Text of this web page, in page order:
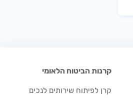
קרנות הביטוח הלאומי
קרן לפיתוח שירותים לנכים